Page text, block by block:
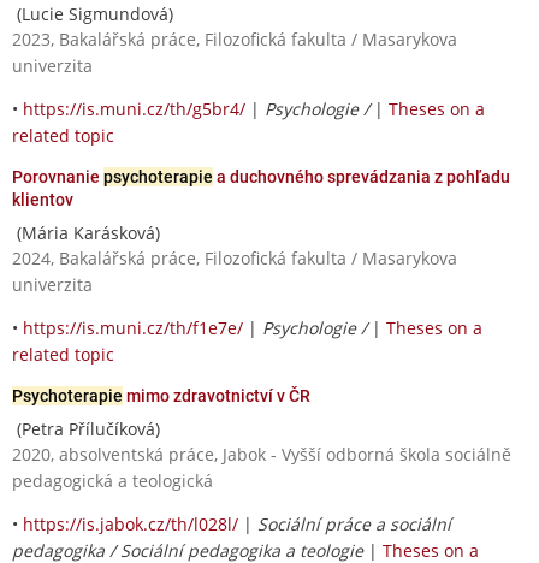
(Lucie Sigmundová)
2023, Bakalářská práce, Filozofická fakulta / Masarykova
univerzita
• https://is.muni.cz/th/g5br4/ | Psychologie / | Theses on a
related topic
Porovnanie psychoterapie a duchovného sprevádzania z pohľadu
klientov
(Mária Karásková)
2024, Bakalářská práce, Filozofická fakulta / Masarykova
univerzita
• https://is.muni.cz/th/f1e7e/ | Psychologie / | Theses on a
related topic
Psychoterapie mimo zdravotnictví v ČR
(Petra Přílučíková)
2020, absolventská práce, Jabok - Vyšší odborná škola sociálně
pedagogická a teologická
• https://is.jabok.cz/th/l028l/ | Sociální práce a sociální
pedagogika / Sociální pedagogika a teologie| Theses on a